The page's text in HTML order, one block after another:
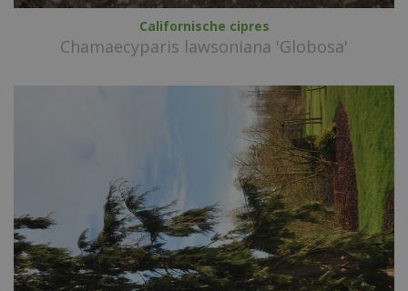
Californische cipres
Chamaecyparis lawsoniana 'Globosa'